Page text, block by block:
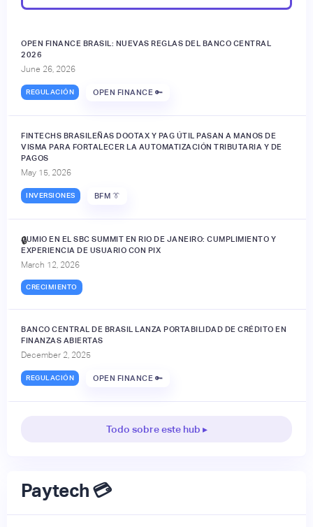
OPEN FINANCE BRASIL: NUEVAS REGLAS DEL BANCO CENTRAL
2026
June 26, 2026
REGULACIÓN OPEN FINANCE 🔑
FINTECHS BRASILEÑAS DOOTAX Y PAG ÚTIL PASAN A MANOS DE
VISMA PARA FORTALECER LA AUTOMATIZACIÓN TRIBUTARIA Y DE
PAGOS
May 15, 2026
INVERSIONES BFM 👔
JUMIO EN EL SBC SUMMIT EN RIO DE JANEIRO: CUMPLIMIENTO Y
EXPERIENCIA DE USUARIO CON PIX
March 12, 2026
CRECIMIENTO
🔒
BANCO CENTRAL DE BRASIL LANZA PORTABILIDAD DE CRÉDITO EN
FINANZAS ABIERTAS
December 2, 2025
REGULACIÓN OPEN FINANCE 🔑
Todo sobre este hub ▸
Paytech 💳